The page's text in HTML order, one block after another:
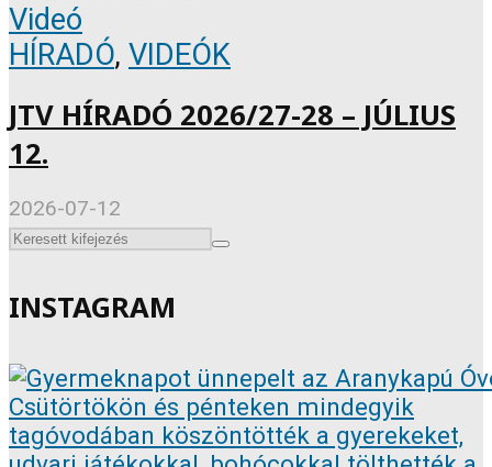
Videó
HÍRADÓ, VIDEÓK
JTV HÍRADÓ 2026/27-28 – JÚLIUS
12.
2026-07-12
INSTAGRAM